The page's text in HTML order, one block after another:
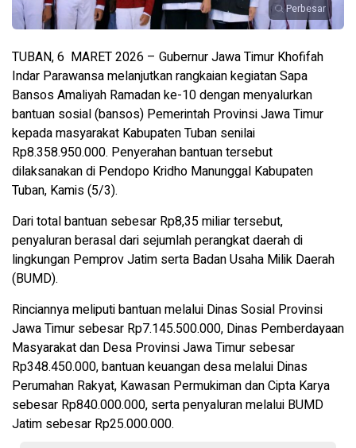
Perbesar
TUBAN, 6 MARET 2026 – Gubernur Jawa Timur Khofifah
Indar Parawansa melanjutkan rangkaian kegiatan Sapa
Bansos Amaliyah Ramadan ke-10 dengan menyalurkan
bantuan sosial (bansos) Pemerintah Provinsi Jawa Timur
kepada masyarakat Kabupaten Tuban senilai
Rp8.358.950.000. Penyerahan bantuan tersebut
dilaksanakan di Pendopo Kridho Manunggal Kabupaten
Tuban, Kamis (5/3).
Dari total bantuan sebesar Rp8,35 miliar tersebut,
penyaluran berasal dari sejumlah perangkat daerah di
lingkungan Pemprov Jatim serta Badan Usaha Milik Daerah
(BUMD).
Rinciannya meliputi bantuan melalui Dinas Sosial Provinsi
Jawa Timur sebesar Rp7.145.500.000, Dinas Pemberdayaan
Masyarakat dan Desa Provinsi Jawa Timur sebesar
Rp348.450.000, bantuan keuangan desa melalui Dinas
Perumahan Rakyat, Kawasan Permukiman dan Cipta Karya
sebesar Rp840.000.000, serta penyaluran melalui BUMD
Jatim sebesar Rp25.000.000.